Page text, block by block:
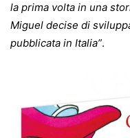
la prima volta in una
Miguel decise di
pubblicata in Italia”.